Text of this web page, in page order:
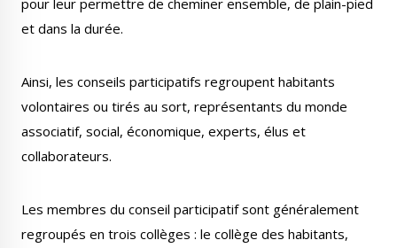
et dans la durée.
Ainsi, les conseils participatifs regroupent habitants
volontaires ou tirés au sort, représentants du monde
associatif, social, économique, experts, élus et
collaborateurs.
Les membres du conseil participatif sont généralement
regroupés en trois collèges : le collège des habitants,